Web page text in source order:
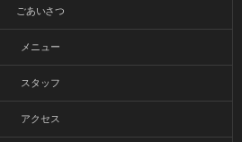
ごあいさつ
メニュー
スタッフ
アクセス